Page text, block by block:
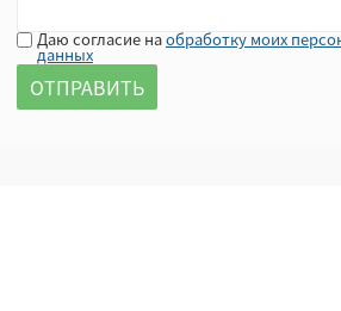
Даю согласие наобработку моих
данных